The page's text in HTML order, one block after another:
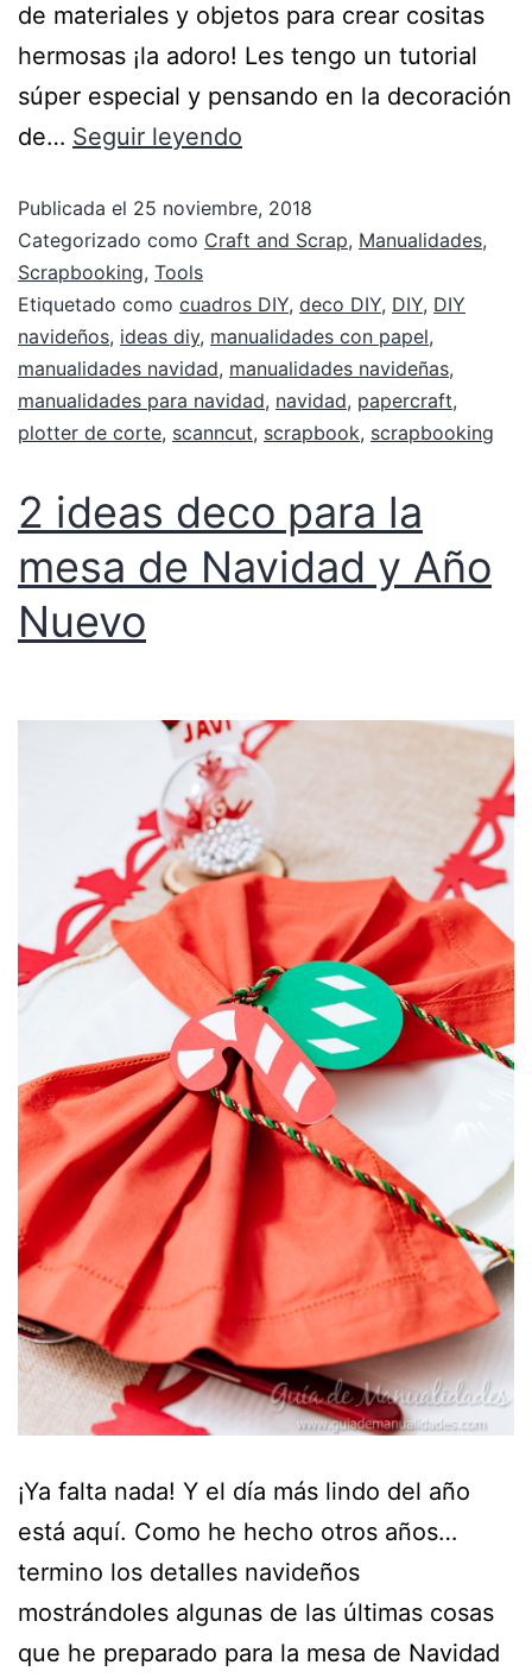
de materiales y objetos para crear cositas
hermosas ¡la adoro! Les tengo un tutorial
súper especial y pensando en la decoración
de… Seguir leyendo
Publicada el 25 noviembre, 2018
Categorizado como Craft and Scrap, Manualidades,
Scrapbooking, Tools
Etiquetado como cuadros DIY, deco DIY, DIY, DIY
navideños, ideas diy, manualidades con papel,
manualidades navidad, manualidades navideñas,
manualidades para navidad, navidad, papercraft,
plotter de corte, scanncut, scrapbook, scrapbooking
2 ideas deco para la
mesa de Navidad y Año
Nuevo
¡Ya falta nada! Y el día más lindo del año
está aquí. Como he hecho otros años…
termino los detalles navideños
mostrándoles algunas de las últimas cosas
que he preparado para la mesa de Navidad